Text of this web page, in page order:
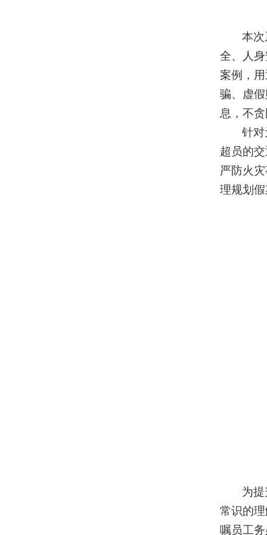
本
全、人
案例，
骗、虚
息，不
针
超员的
严防火
理规划
为
常识的
嘱员工